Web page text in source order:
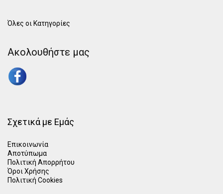
Όλες οι Κατηγορίες
Ακολουθήστε μας
Σχετικά με Εμάς
Επικοινωνία
Αποτύπωμα
Πολιτική Απορρήτου
Όροι Χρήσης
Πολιτική Cookies